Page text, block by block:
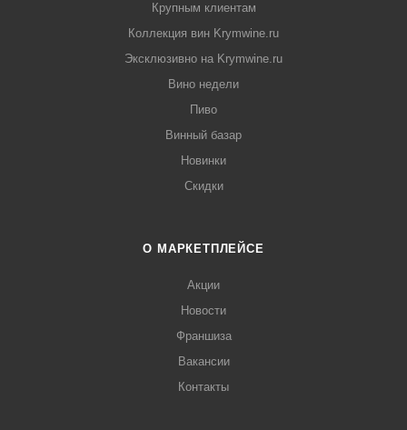
Крупным клиентам
Коллекция вин Krymwine.ru
Эксклюзивно на Krymwine.ru
Вино недели
Пиво
Винный базар
Новинки
Скидки
О МАРКЕТПЛЕЙСЕ
Акции
Новости
Франшиза
Вакансии
Контакты